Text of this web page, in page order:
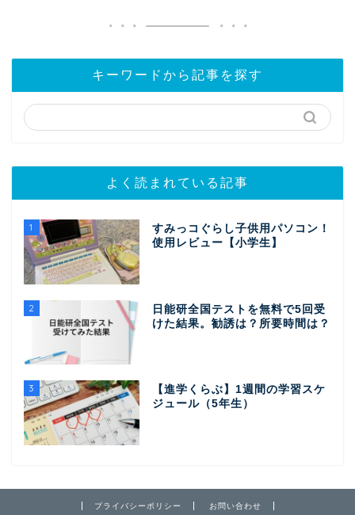
キーワードから記事を探す
よく読まれている記事
1
すみっコぐらし子供用パソコン！
使用レビュー【小学生】
2
日能研全国テストを無料で5回受
けた結果。勧誘は？所要時間は？
3
【進学くらぶ】1週間の学習スケ
ジュール（5年生）
プライバシーポリシー お問い合わせ